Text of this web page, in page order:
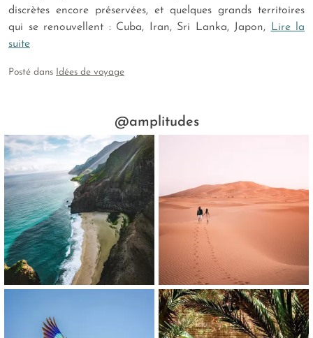
discrètes encore préservées, et quelques grands territoires
qui se renouvellent : Cuba, Iran, Sri Lanka, Japon,
Lire la
suite
Posté dans Idées de voyage
@amplitudes